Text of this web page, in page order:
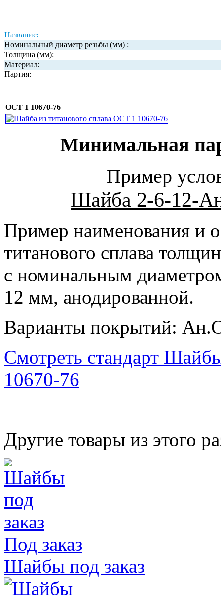
Название:
Номинальный диаметр резьбы (мм) :
Толщина (мм):
Материал:
Партия:
ОСТ 1 10670-76
Минимальная
Пример
Шайба 2-6-12-
Пример наименования и
титанового сплава
с номинальным
12 мм, анодированной.
Варианты покрытий:
Смотреть стандарт
10670-76
Другие товары из этого
Под заказ
Шайбы под заказ